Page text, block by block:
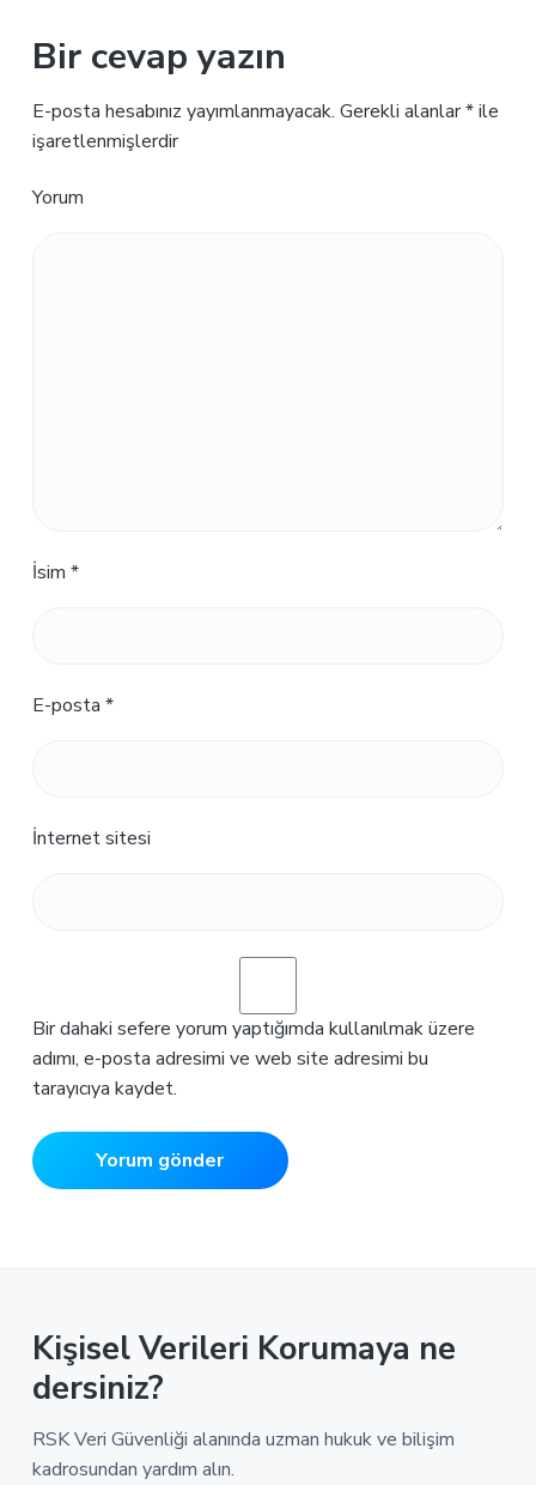
Bir cevap yazın
E-posta hesabınız yayımlanmayacak. Gerekli alanlar*ile
işaretlenmişlerdir
Yorum
İsim *
E-posta *
İnternet sitesi
Bir dahaki sefere yorum yaptığımda kullanılmak üzere
adımı, e-posta adresimi ve web site adresimi bu
tarayıcıya kaydet.
Kişisel Verileri Korumaya ne
dersiniz?
RSK Veri Güvenliği alanında uzman hukuk ve bilişim
kadrosundan yardım alın.